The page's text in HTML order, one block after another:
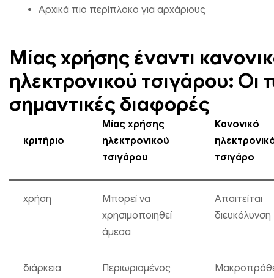
Αρχικά πιο περίπλοκο για αρχάριους
Μίας χρήσης έναντι
ηλεκτρονικού τσιγάρου: Οι
σημαντικές διαφορές
κριτήριο
Μίας χρήσης
ηλεκτρονικού
τσιγάρου
Κανονικό
τσιγάρο
χρήση
Μπορεί να
χρησιμοποιηθεί
άμεσα
Απαιτείται
διευκόλυνση
διάρκεια
Περιωρισμένος